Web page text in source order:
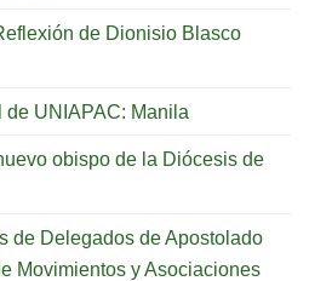
de Dionisio Blasco
UNIAPAC: Manila
obispo de la Diócesis de
de Delegados de Apostolado
Movimientos y Asociaciones